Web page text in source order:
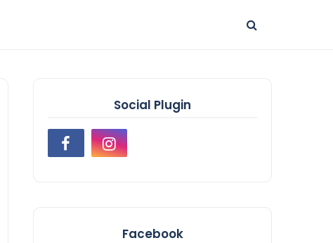
Social Plugin
Facebook